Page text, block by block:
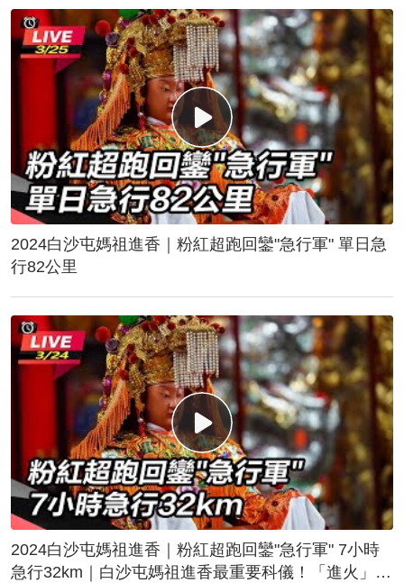
2024白沙屯媽祖進香｜粉紅超跑回鑾"急行軍" 單日急
行82公里
2024白沙屯媽祖進香｜粉紅超跑回鑾"急行軍" 7小時
急行32km｜白沙屯媽祖進香最重要科儀！「進火」儀